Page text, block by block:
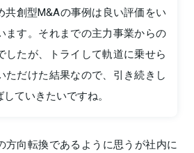
共創型M&Aの事例は良い評価をい
ます。それまでの主力事業からの
したが、トライして軌道に乗せら
ただけた結果なので、引き続きし
ていきたいですね。
方向転換であるように思うが社内に